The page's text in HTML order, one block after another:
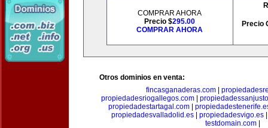
COMPRAR AHORA
Precio $295.00
COMPRAR AHORA
Precio
Otros dominios en venta:
fincasganaderas.com|
propiedadesriogallegos.com|
propiedadestartagal.com|
propiedadesvalladolid.es
propiedadesvigo.es
testdomain.com